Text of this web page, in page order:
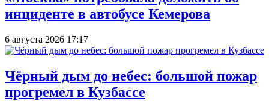
инциденте в автобусе Кемерова
6 августа 2026 17:17
Чёрный дым до небес: большой пожар
прогремел в Кузбассе